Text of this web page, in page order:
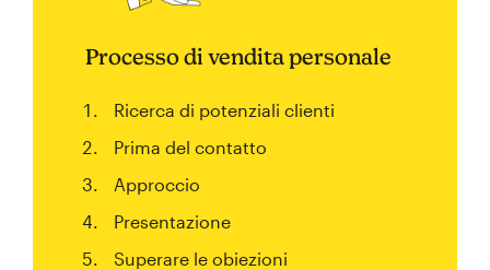
Processo di vendita personale
Ricerca di potenziali clienti
Prima del contatto
Approccio
Presentazione
Superare le obiezioni